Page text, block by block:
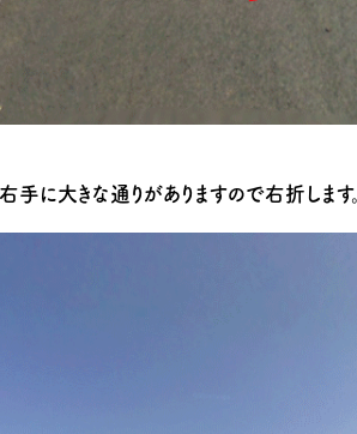
手に大きな通りがありますので右折します。